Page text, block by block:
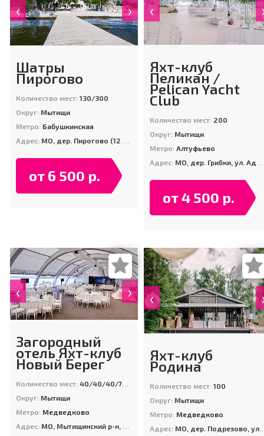
‹ ›
Шатры
Пирогово
Количество мест:130/300
Округ: Мытищи
Метро: Бабушкинская
Адрес: МО, дер. Пирогово (12 км. по Осташковскому шоссе)
от 6 500 р.
‹
Яхт-клуб
Пеликан /
Pelican Yacht
Club
Количество мест: 200
Округ: Мытищи
Метро: Алтуфьево
Адрес: МО, дер. Грибки, ул. Адмиральская, д. 2
от 4 500 р.
‹ ›
Загородный
отель Яхт-клуб
Новый Берег
Количество мест:40/40/40/70/90/250/300
Округ: Мытищи
Метро: Медведково
Адрес: МО, Мытищинский р-н, дер. Болтино, ул. Туристическая (съезд с Осташковского шоссе на ул. 8-линия)
‹
Яхт-клуб
Родина
Количество мест: 100
Округ: Мытищи
Метро: Медведково
Адрес: МО, дер. Подрезово, ул. Летняя (Пироговское водохранилище)